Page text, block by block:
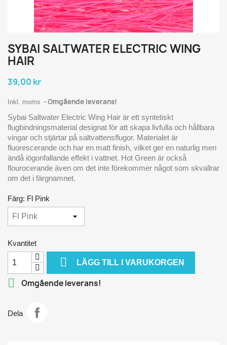
SYBAI SALTWATER ELECTRIC WING
HAIR
39,00 kr
Inkl. moms Omgående leverans!
Sybai Saltwater Electric Wing Hair är ett syntetiskt
flugbindningsmaterial designat för att skapa livfulla och hållbara
vingar och stjärtar på saltvattensflugor. Materialet är
fluorescerande och har en matt finish, vilket ger en naturlig men
ändå iögonfallande effekt i vattnet. Hot Green är också
flourocerande även om det inte förekommer något som skvallrar
om det i färgnamnet.
Färg: Fl Pink
Kvantitet
 LÄGG TILL I VARUKORGEN
 Omgående leverans!
Dela